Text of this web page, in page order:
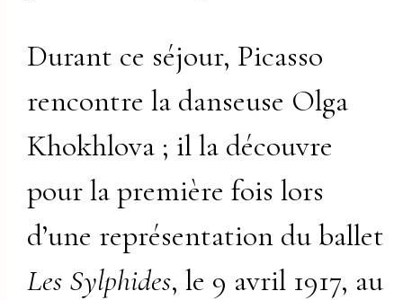
Durant ce séjour, Picasso
rencontre la danseuse Olga
Khokhlova ; il la découvre
pour la première fois lors
d’une représentation du ballet
Les Sylphides, le 9 avril 1917, au